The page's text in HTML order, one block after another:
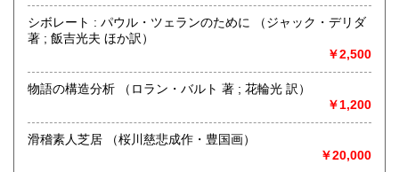
沿線名：JR総武線 京成線
最寄駅：JR市川駅徒歩6分 京成線市川真間駅前徒歩1分
営業時間：11:30〜16:00
書籍の買取について
-
シボレート : パウル・ツェランのために （ジャック・デリダ
著 ; 飯吉光夫 ほか訳）
￥2,500
物語の構造分析 （ロラン・バルト 著 ; 花輪光 訳）
￥1,200
滑稽素人芝居 （桜川慈悲成作・豊国画）
￥20,000